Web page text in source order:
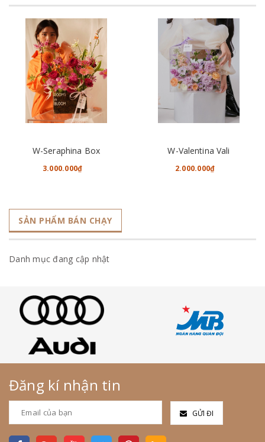
W-Seraphina Box
3.000.000₫
W-Valentina Vali
2.000.000₫
SẢN PHẨM BÁN CHẠY
Danh mục đang cập nhật
Đăng kí nhận tin
GỬI ĐI